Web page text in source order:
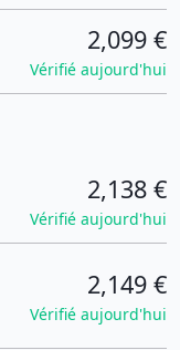
2,099 €
Vérifié aujourd'hui
2,138 €
Vérifié aujourd'hui
2,149 €
Vérifié aujourd'hui